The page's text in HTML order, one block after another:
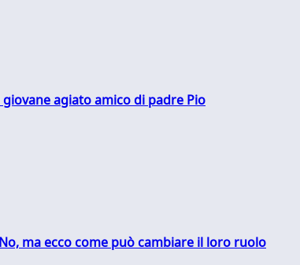
agiato amico di padre Pio
ma ecco come può cambiare il loro ruolo